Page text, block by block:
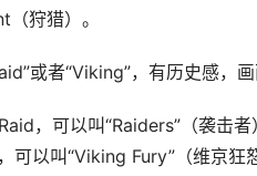
狩猎）。
或者“Viking”，有历史感，画
，可以叫“Raiders”（袭击
可以叫“Viking Fury”（维京